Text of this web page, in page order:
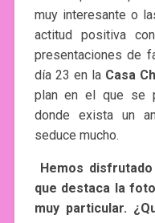
muy interesante o
actitud positiva
presentaciones de
día 23 en laCasa
plan en el que se
donde exista un
seduce mucho.
Hemos
que destaca la
muy particular.